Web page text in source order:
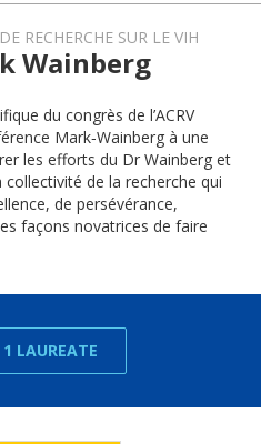
RECHERCHE SUR LE VIH
Wainberg
du congrès de l’ACRV
Mark‑Wainberg à une
les efforts du Dr Wainberg et
collectivité de la recherche qui
de persévérance,
façons novatrices de faire
1 LAUREATE